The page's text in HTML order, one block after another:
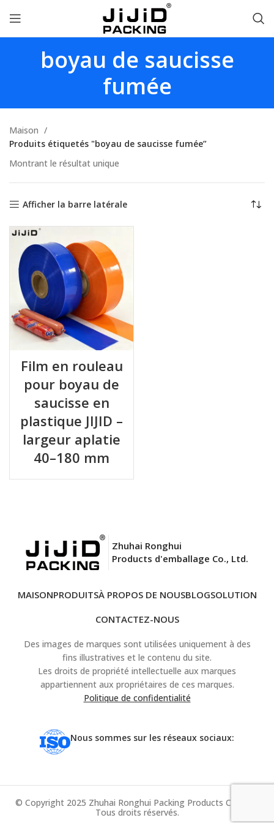
boyau de saucisse
fumée
Maison
Produits étiquetés "boyau de saucisse fumée”
Montrant le résultat unique
Afficher la barre latérale
Film en rouleau
pour boyau de
saucisse en
plastique JIJID –
largeur aplatie
40–180 mm
Zhuhai Ronghui
Products d'emballage Co., Ltd.
MAISONPRODUITSÀ PROPOS DE NOUSBLOGSOLUTION
CONTACTEZ-NOUS
Des images de marques sont utilisées uniquement à des
fins illustratives et le contenu du site.
Les droits de propriété intellectuelle aux marques
appartiennent aux propriétaires de ces marques.
Politique de confidentialité
Nous sommes sur les réseaux sociaux:
© Copyright 2025 Zhuhai Ronghui Packing Products Co., Ltd.
Tous droits réservés.